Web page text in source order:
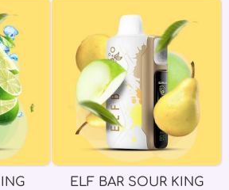
ELF BAR SOUR KING